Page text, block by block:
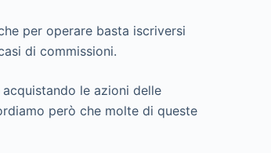
per operare basta iscriversi
di commissioni.
le azioni delle
però che molte di queste